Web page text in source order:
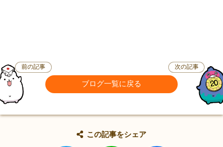
前の記事
ブログ一覧に戻る
次の記事
この記事をシェア